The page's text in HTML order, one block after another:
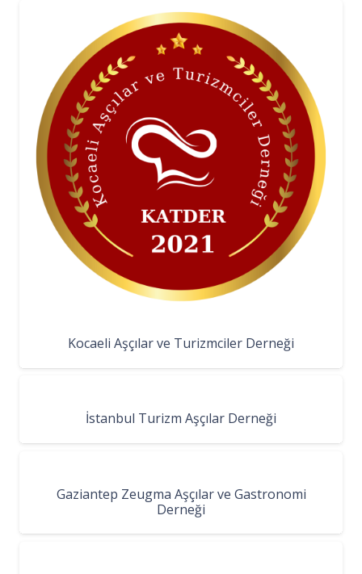
Kocaeli Aşçılar ve Turizmciler Derneği
İstanbul Turizm Aşçılar Derneği
Gaziantep Zeugma Aşçılar ve Gastronomi
Derneği